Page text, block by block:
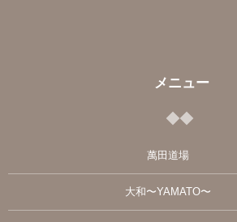
メニュー
萬田道場
大和〜YAMATO〜